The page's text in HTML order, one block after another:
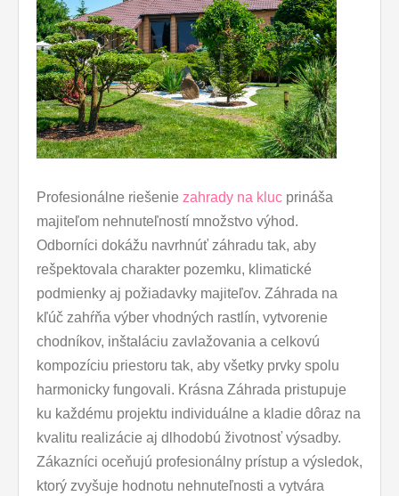
Profesionálne riešenie zahrady na kluc prináša
majiteľom nehnuteľností množstvo výhod.
Odborníci dokážu navrhnúť záhradu tak, aby
rešpektovala charakter pozemku, klimatické
podmienky aj požiadavky majiteľov. Záhrada na
kľúč zahŕňa výber vhodných rastlín, vytvorenie
chodníkov, inštaláciu zavlažovania a celkovú
kompozíciu priestoru tak, aby všetky prvky spolu
harmonicky fungovali. Krásna Záhrada pristupuje
ku každému projektu individuálne a kladie dôraz na
kvalitu realizácie aj dlhodobú životnosť výsadby.
Zákazníci oceňujú profesionálny prístup a výsledok,
ktorý zvyšuje hodnotu nehnuteľnosti a vytvára